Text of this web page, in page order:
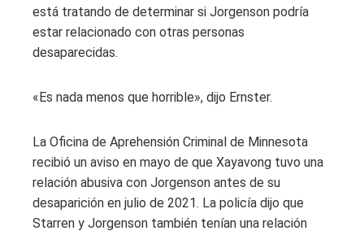
está tratando de determinar si Jorgenson podría
estar relacionado con otras personas
desaparecidas.
«Es nada menos que horrible», dijo Ernster.
La Oficina de Aprehensión Criminal de Minnesota
recibió un aviso en mayo de que Xayavong tuvo una
relación abusiva con Jorgenson antes de su
desaparición en julio de 2021. La policía dijo que
Starren y Jorgenson también tenían una relación